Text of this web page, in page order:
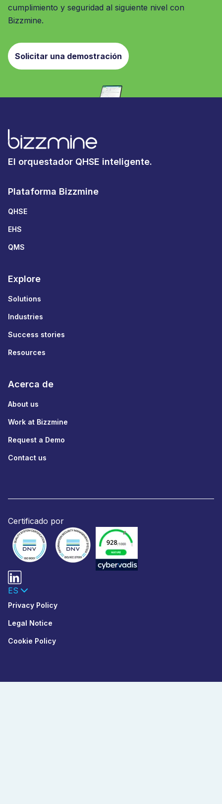
cumplimiento y seguridad al siguiente nivel con
Bizzmine.
Solicitar una demostración
El orquestador QHSE inteligente.
Plataforma Bizzmine
QHSE
EHS
QMS
Explore
Solutions
Industries
Success stories
Resources
Acerca de
About us
Work at Bizzmine
Request a Demo
Contact us
Certificado por
ES
Privacy Policy
Legal Notice
Cookie Policy